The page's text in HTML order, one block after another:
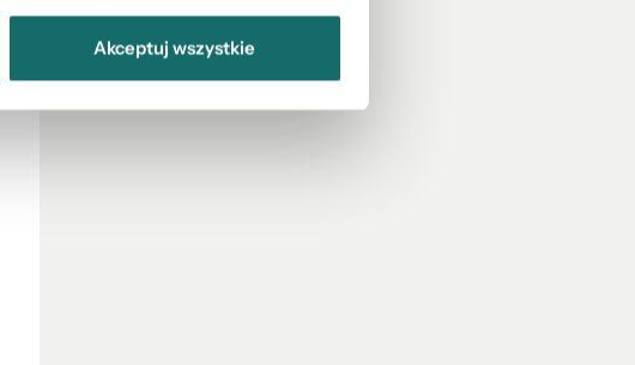
Akceptuj wszystkie